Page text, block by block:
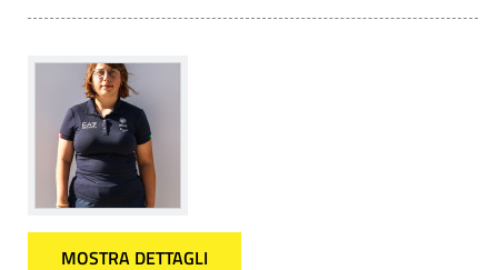
MOSTRA DETTAGLI